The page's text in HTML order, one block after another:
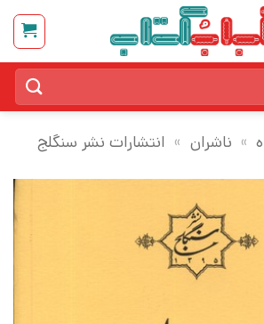
» ناشران » انتشارات نشر سنگلج